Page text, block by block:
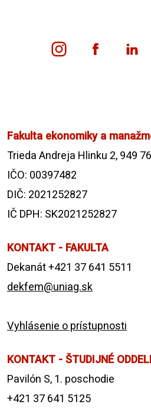
Fakulta ekonomiky a
Trieda Andreja Hlinku 2, 949
IČO: 00397482
DIČ: 2021252827
IČ DPH: SK2021252827
KONTAKT - FAKULTA
Dekanát +421 37 641 5511
dekfem@uniag.sk
Vyhlásenie o prístupnosti
KONTAKT - ŠTUDIJNÉ
Pavilón S, 1. poschodie
+421 37 641 5125